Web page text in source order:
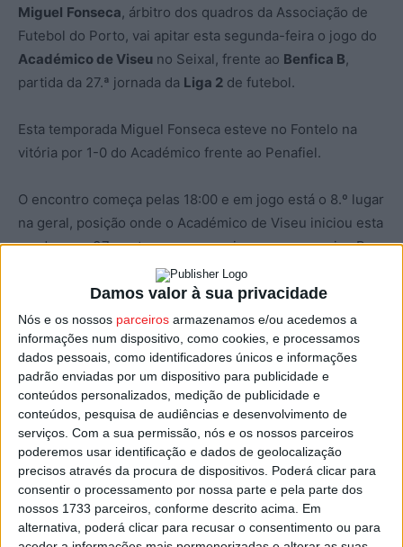
Damos valor à sua privacidade
Nós e os nossos parceiros armazenamos e/ou acedemos a
informações num dispositivo, como cookies, e processamos
dados pessoais, como identificadores únicos e informações
padrão enviadas por um dispositivo para publicidade e
conteúdos personalizados, medição de publicidade e
conteúdos, pesquisa de audiências e desenvolvimento de
serviços. Com a sua permissão, nós e os nossos parceiros
poderemos usar identificação e dados de geolocalização
precisos através da procura de dispositivos. Poderá clicar para
consentir o processamento por nossa parte e pela parte dos
nossos 1733 parceiros, conforme descrito acima. Em
alternativa, poderá clicar para recusar o consentimento ou para
Miguel Fonseca, árbitro dos quadros da Associação de
Futebol do Porto, vai apitar esta segunda-feira o jogo do
Académico de Viseu no Seixal, frente ao Benfica B,
partida da 27.ª jornada da Liga 2 de futebol.
Esta temporada Miguel Fonseca esteve no Fontelo na
vitória por 1-0 do Académico frente ao Penafiel.
O encontro começa pelas 18:00 e em jogo está o 8.º lugar
na geral, posição onde o Académico de Viseu iniciou esta
ronda, com 37 pontos, apenas mais um que a equipa B
Um jogo onde Jorge Simão já volta a poder contar com
Arthur Chaves, cumprido frente ao Paços de Ferreira o
jogo de castigo que lhe foi aplicado após a expulsão na
Madeira, frente ao Nacional.
Esta e outras notícias para ouvir na Estação Diária – 96.8
FM ou em www.968.fm.
Pub